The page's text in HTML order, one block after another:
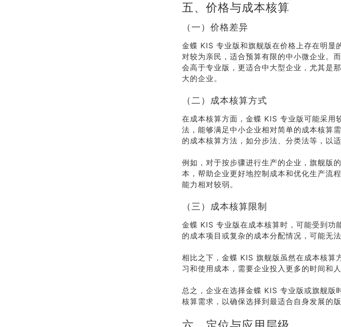
五、价格与成本核算
（一）价格差异
金蝶 KIS 专业版和旗舰版在价格上存在明显
对较为亲民，适合预算有限的中小微企业。
会高于专业版，更适合中大型企业，尤其是
大的企业。
（二）成本核算方式
在成本核算方面，金蝶 KIS 专业版可能采用
法，能够满足中小企业相对简单的成本核算
的成本核算方法，如分步法、分类法等，以
例如，对于按步骤进行生产的企业，旗舰版
本，帮助企业更好地控制成本和优化生产流
能力相对较弱。
（三）成本核算限制
金蝶 KIS 专业版在成本核算时，可能受到功
的成本项目或复杂的成本分配情况，可能无法
相比之下，金蝶 KIS 旗舰版虽然在成本核算
习和使用成本，需要企业投入更多的时间和
总之，企业在选择金蝶 KIS 专业版或旗舰版
核算需求，以确保选择到最适合自身发展的